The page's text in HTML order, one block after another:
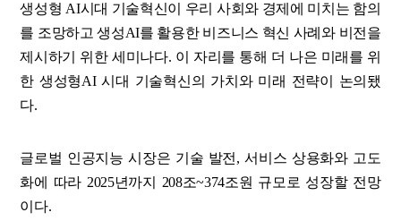
생성형 AI시대 기술혁신이 우리 사회와 경제에 미치는 함의
를 조망하고 생성AI를 활용한 비즈니스 혁신 사례와 비전을
제시하기 위한 세미나다. 이 자리를 통해 더 나은 미래를 위
한 생성형AI 시대 기술혁신의 가치와 미래 전략이 논의됐
다.
글로벌 인공지능 시장은 기술 발전, 서비스 상용화와 고도
화에 따라 2025년까지 208조~374조원 규모로 성장할 전망
이다.